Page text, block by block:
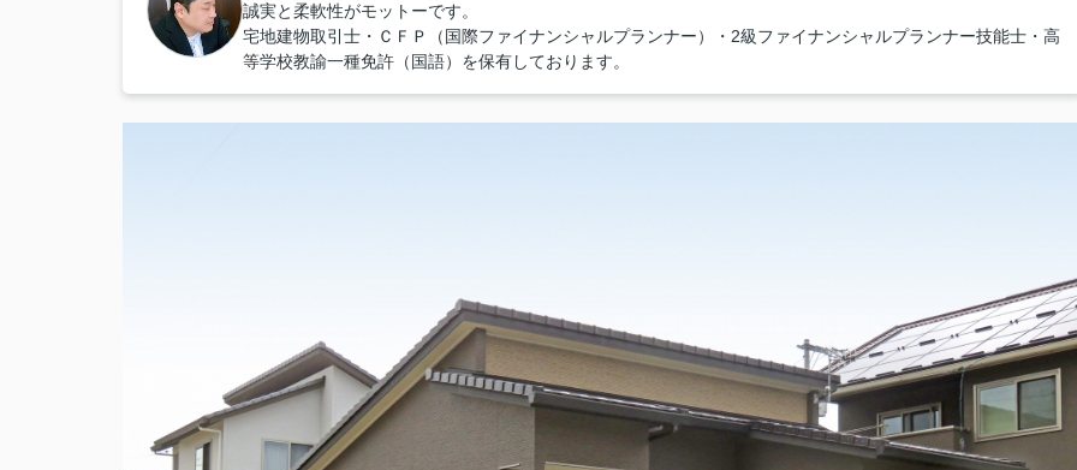
誠実と柔軟性がモットーです。
宅地建物取引士・ＣＦＰ（国際ファイナンシャルプランナー）・2級ファイナンシャルプランナー技能士・高
等学校教諭一種免許（国語）を保有しております。